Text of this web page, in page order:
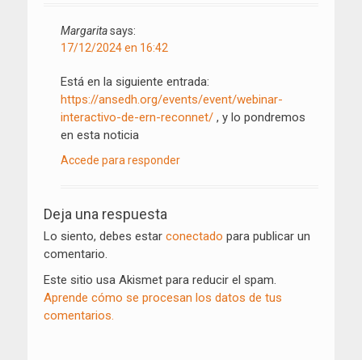
Margaritasays:
17/12/2024 en 16:42
Está en la siguiente entrada:
https://ansedh.org/events/event/webinar-
interactivo-de-ern-reconnet/ , y lo pondremos
en esta noticia
Accede para responder
Deja una respuesta
Lo siento, debes estar conectado para publicar un
comentario.
Este sitio usa Akismet para reducir el spam.
Aprende cómo se procesan los datos de tus
comentarios.